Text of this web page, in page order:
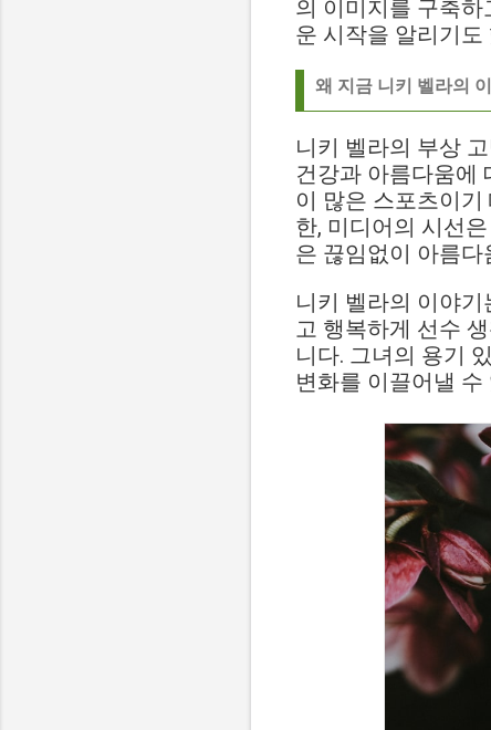
의 이미지를 구축
운 시작을 알리기도
왜 지금 니키 벨라의
니키 벨라의 부상
건강과 아름다움에
이 많은 스포츠이
한, 미디어의 시선
은 끊임없이 아름
니키 벨라의 이야
고 행복하게 선수
니다. 그녀의 용기
변화를 이끌어낼